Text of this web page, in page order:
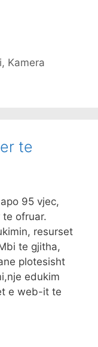
, Kamera
te
95 vjec,
ofruar.
resurset
te gjitha,
plotesisht
edukim
e web-it te